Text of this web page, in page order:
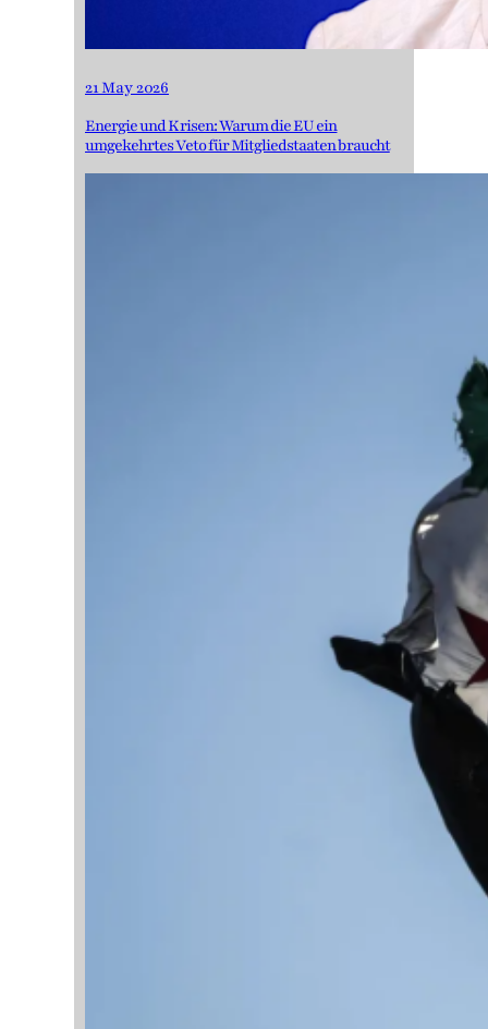
21 May 2026
Energie und Krisen: Warum die EU ein
umgekehrtes Veto für Mitgliedstaaten braucht